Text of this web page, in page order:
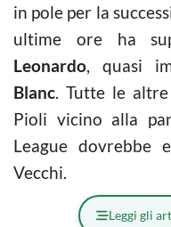
in pole per la
ultime ore ha
Leonardo, quasi
Blanc. Tutte le
Pioli vicino alla
League dovrebbe
Vecchi.
Leggi gli